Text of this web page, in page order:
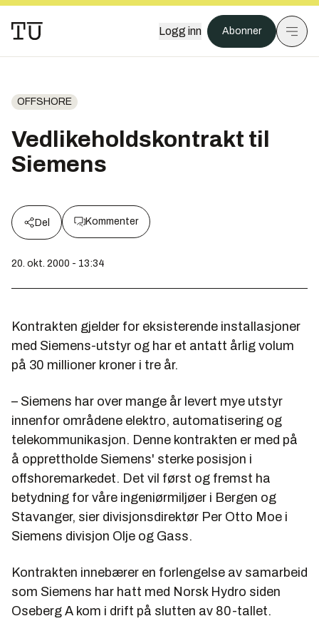
Logg inn Abonner
OFFSHORE
Vedlikeholdskontrakt til
Siemens
Del Kommenter
20. okt. 2000 - 13:34
Kontrakten gjelder for eksisterende installasjoner
med Siemens-utstyr og har et antatt årlig volum
på 30 millioner kroner i tre år.
– Siemens har over mange år levert mye utstyr
innenfor områdene elektro, automatisering og
telekommunikasjon. Denne kontrakten er med på
å opprettholde Siemens' sterke posisjon i
offshoremarkedet. Det vil først og fremst ha
betydning for våre ingeniørmiljøer i Bergen og
Stavanger, sier divisjonsdirektør Per Otto Moe i
Siemens divisjon Olje og Gass.
Kontrakten innebærer en forlengelse av samarbeid
som Siemens har hatt med Norsk Hydro siden
Oseberg A kom i drift på slutten av 80-tallet.